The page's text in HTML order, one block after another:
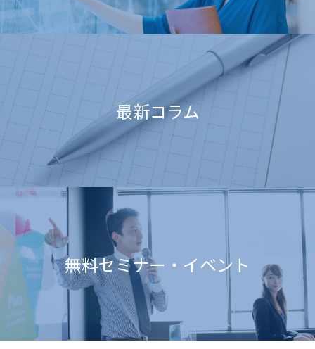
最新コラム
無料セミナー・イベント